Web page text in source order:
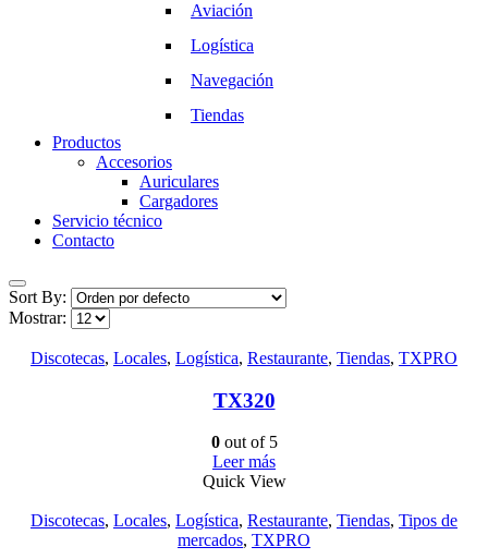
Aviación
Logística
Navegación
Tiendas
Productos
Accesorios
Auriculares
Cargadores
Servicio técnico
Contacto
Sort By:
Mostrar:
Discotecas, Locales, Logística, Restaurante, Tiendas, TXPRO
TX320
0out of 5
Leer más
Quick View
Discotecas, Locales, Logística, Restaurante, Tiendas, Tipos de
mercados, TXPRO